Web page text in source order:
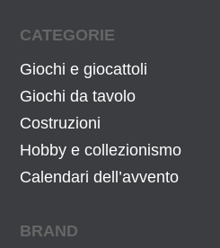
CATEGORIE
Giochi e giocattoli
Giochi da tavolo
Costruzioni
Hobby e collezionismo
Calendari dell’avvento
BRAND